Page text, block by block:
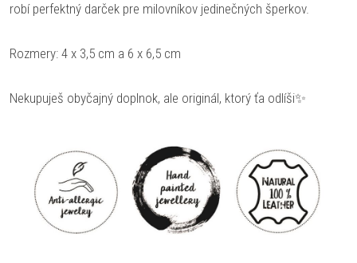
robí perfektný darček pre milovníkov jedinečných šperkov.
Rozmery: 4 x 3,5 cm a 6 x 6,5 cm
Nekupuješ obyčajný doplnok, ale originál, ktorý ťa odlíši✨